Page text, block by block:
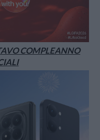
COMPLEANNO